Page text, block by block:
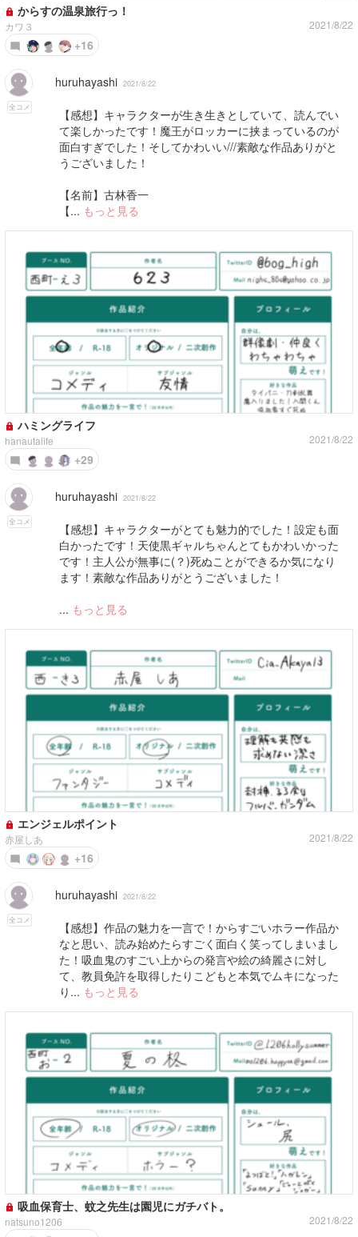
からすの温泉旅行っ！
カワ３ 2021/8/22
+16
全コメ
huruhayashi 2021/8/22
【感想】キャラクターが生き生きとしていて、読んでい
て楽しかったです！魔王がロッカーに挟まっているのが
面白すぎでした！そしてかわいい///素敵な作品ありがと
うございました！
【名前】古林香一
【... もっと見る
ハミングライフ
hanautalife 2021/8/22
+29
全コメ
huruhayashi 2021/8/22
【感想】キャラクターがとても魅力的でした！設定も面
白かったです！天使黒ギャルちゃんとてもかわいかった
です！主人公が無事に(？)死ぬことができるか気になり
ます！素敵な作品ありがとうございました！
... もっと見る
エンジェルポイント
赤屋しあ 2021/8/22
+16
全コメ
huruhayashi 2021/8/22
【感想】作品の魅力を一言で！からすごいホラー作品か
なと思い、読み始めたらすごく面白く笑ってしまいまし
た！吸血鬼のすごい上からの発言や絵の綺麗さに対し
て、教員免許を取得したりこどもと本気でムキになった
り... もっと見る
吸血保育士、蚊之先生は園児にガチバト。
natsuno1206 2021/8/22